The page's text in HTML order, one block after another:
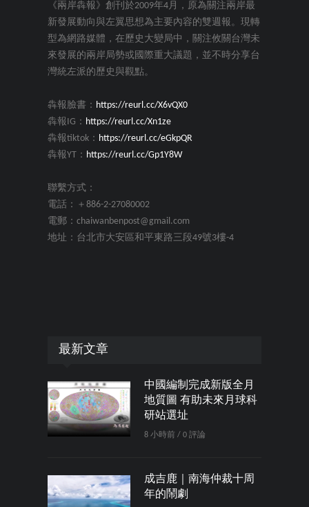
《兩岸犇報》創刊於2009年4月，原為關注兩岸最
新發展動向與左翼思想為主要內容的雙週報。現轉
型為網路媒體，在歷史大變局中，關注攸關台灣未
來發展的兩岸局勢或國際重大議題，並不時分享台
灣統左派的歷史與觀點。
犇報臉書： https://reurl.cc/X6vQX0
犇報IG： https://reurl.cc/Xn1ze
犇報tiktok： https://reurl.cc/eGkpQR
犇報YT： https://reurl.cc/Gp1Y8W
聯繫方式：
電話：＋886-2-27080002
電郵：chaiwanbenpost@gmail.com
地址：台北市大安區和平東路三段49號3樓-4
最新文章
中國編制完成新版全月
地質圖 有助未來月球科
研站選址
8 小時前 / 0 評論
成吉鹿｜南海仲裁十周
年的鬧劇